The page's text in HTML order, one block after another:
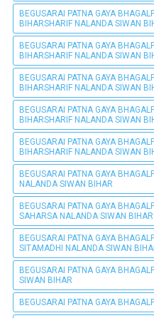
BEGUSARAI PATNA GAYA
BIHARSHARIF NALANDA SIWAN
BEGUSARAI PATNA GAYA
BIHARSHARIF NALANDA SIWAN
BEGUSARAI PATNA GAYA
BIHARSHARIF NALANDA SIWAN
BEGUSARAI PATNA GAYA
BIHARSHARIF NALANDA SIWAN
BEGUSARAI PATNA GAYA
BIHARSHARIF NALANDA SIWAN
BEGUSARAI PATNA GAYA
NALANDA SIWAN BIHAR
BEGUSARAI PATNA GAYA
SAHARSA NALANDA SIWAN BIHAR
BEGUSARAI PATNA GAYA
SITAMADHI NALANDA SIWAN
BEGUSARAI PATNA GAYA
SIWAN BIHAR
BEGUSARAI PATNA GAYA